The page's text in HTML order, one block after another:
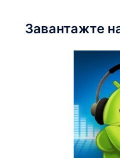
Завантажте